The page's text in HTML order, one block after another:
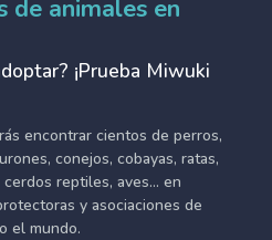
de animales en
¡Prueba Miwuki
encontrar cientos de perros,
conejos, cobayas, ratas,
reptiles, aves... en
y asociaciones de
el mundo.